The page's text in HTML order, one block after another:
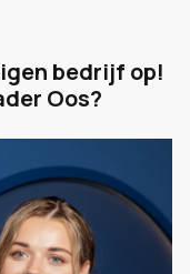
bedrijf op!
Oos?